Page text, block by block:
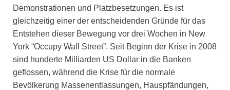
Demonstrationen und Platzbesetzungen. Es ist
gleichzeitig einer der entscheidenden Gründe für das
Entstehen dieser Bewegung vor drei Wochen in New
York “Occupy Wall Street”. Seit Beginn der Krise in 2008
sind hunderte Milliarden US Dollar in die Banken
geflossen, während die Krise für die normale
Bevölkerung Massenentlassungen, Hauspfändungen,